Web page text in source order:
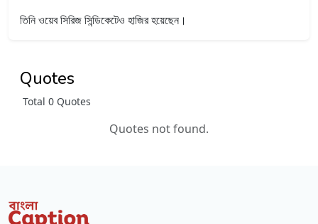
তিনি ওয়েব সিরিজ সিন্ডিকেটেও হাজির হয়েছেন।
Quotes
Total 0 Quotes
Quotes not found.